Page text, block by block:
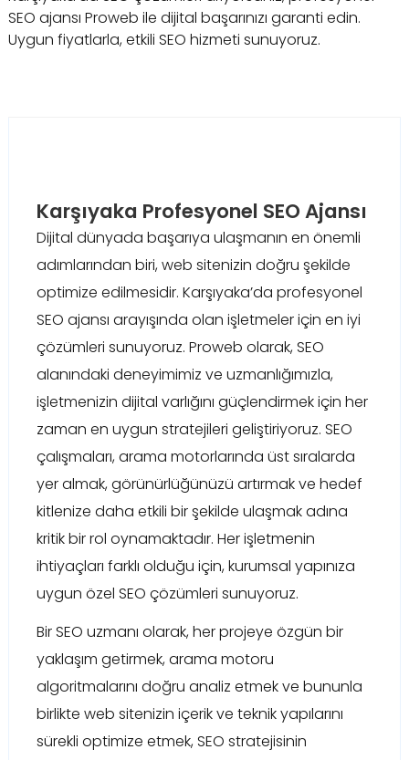
SEO ajansı Proweb ile dijital başarınızı garanti edin.
Uygun fiyatlarla, etkili SEO hizmeti sunuyoruz.
Karşıyaka Profesyonel SEO Ajansı
Dijital dünyada başarıya ulaşmanın en önemli
adımlarından biri, web sitenizin doğru şekilde
optimize edilmesidir. Karşıyaka’da profesyonel
SEO ajansı arayışında olan işletmeler için en iyi
çözümleri sunuyoruz. Proweb olarak, SEO
alanındaki deneyimimiz ve uzmanlığımızla,
işletmenizin dijital varlığını güçlendirmek için her
zaman en uygun stratejileri geliştiriyoruz. SEO
çalışmaları, arama motorlarında üst sıralarda
yer almak, görünürlüğünüzü artırmak ve hedef
kitlenize daha etkili bir şekilde ulaşmak adına
kritik bir rol oynamaktadır. Her işletmenin
ihtiyaçları farklı olduğu için, kurumsal yapınıza
uygun özel SEO çözümleri sunuyoruz.
Bir SEO uzmanı olarak, her projeye özgün bir
yaklaşım getirmek, arama motoru
algoritmalarını doğru analiz etmek ve bununla
birlikte web sitenizin içerik ve teknik yapılarını
sürekli optimize etmek, SEO stratejisinin